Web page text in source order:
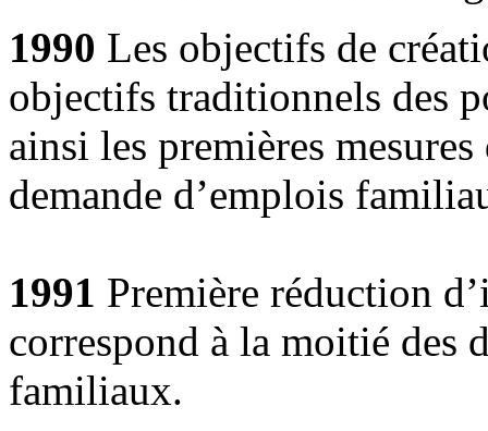
1990 Les objectifs de
objectifs traditionnels des
ainsi les premières
demande d’emplois
1991 Première réduction
correspond à la moitié des
familiaux.